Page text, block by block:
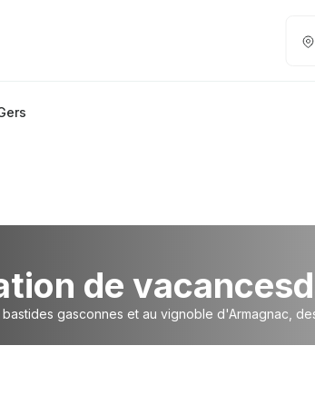
de vacances
gasconnes et au vignoble d'Armagnac,